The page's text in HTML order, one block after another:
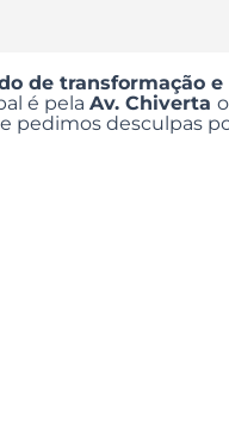
de transformação e
é pela Av. Chiverta
pedimos desculpas